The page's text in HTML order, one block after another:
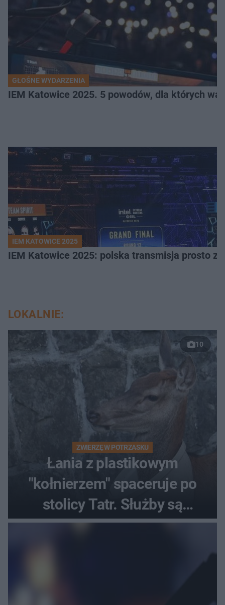
GŁOŚNE WYDARZENIA
IEM Katowice 2025. 5 powodów, dla których
IEM KATOWICE 2025
IEM Katowice 2025: polska transmisja prosto
LOKALNIE:
10
ZWIERZĘ W POTRZASKU
Łania z plastikowym
"kołnierzem" spaceruje po
stolicy Tatr. Służby są
bezradne